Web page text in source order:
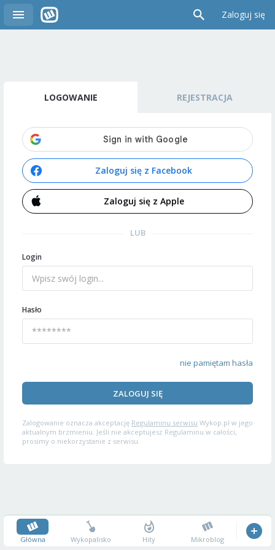
Zaloguj się
LOGOWANIE REJESTRACJA
Zaloguj się z Facebook
Zaloguj się z Apple
LUB
Login
Hasło
nie pamiętam hasła
ZALOGUJ SIĘ
Zalogowanie oznacza akceptację Regulaminu serwisu Wykop.pl w jego
aktualnym brzmieniu. Jeśli nie akceptujesz Regulaminu w całości,
prosimy o niekorzystanie z serwisu.
Główna Wykopalisko Hity Mikroblog